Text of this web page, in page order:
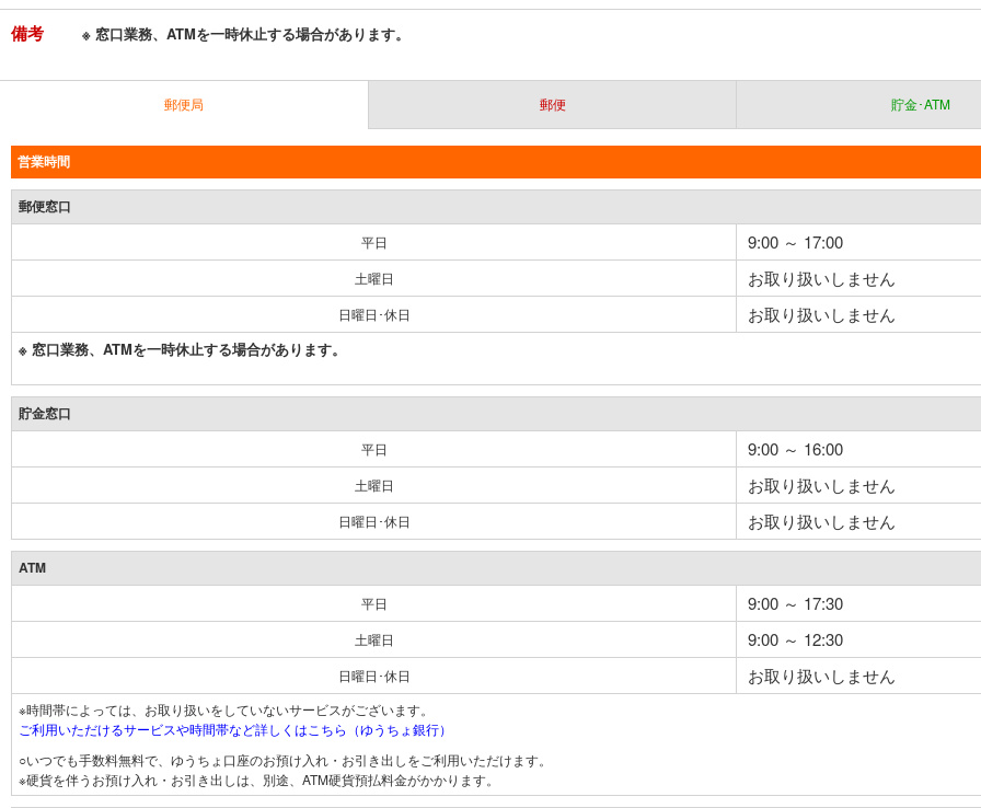
備考 ※ 窓口業務、ATMを一時休止する場合があります。
郵便局 郵便 貯金･ATM
営業時間
郵便窓口
平日 9:00 ～ 17:00
土曜日 お取り扱いしません
日曜日･休日 お取り扱いしません
※ 窓口業務、ATMを一時休止する場合があります。
貯金窓口
平日 9:00 ～ 16:00
土曜日 お取り扱いしません
日曜日･休日 お取り扱いしません
ATM
平日 9:00 ～ 17:30
土曜日 9:00 ～ 12:30
日曜日･休日 お取り扱いしません
※時間帯によっては、お取り扱いをしていないサービスがございます。
ご利用いただけるサービスや時間帯など詳しくはこちら（ゆうちょ銀行）
○いつでも手数料無料で、ゆうちょ口座のお預け入れ・お引き出しをご利用いただけます。
※硬貨を伴うお預け入れ・お引き出しは、別途、ATM硬貨預払料金がかかります。